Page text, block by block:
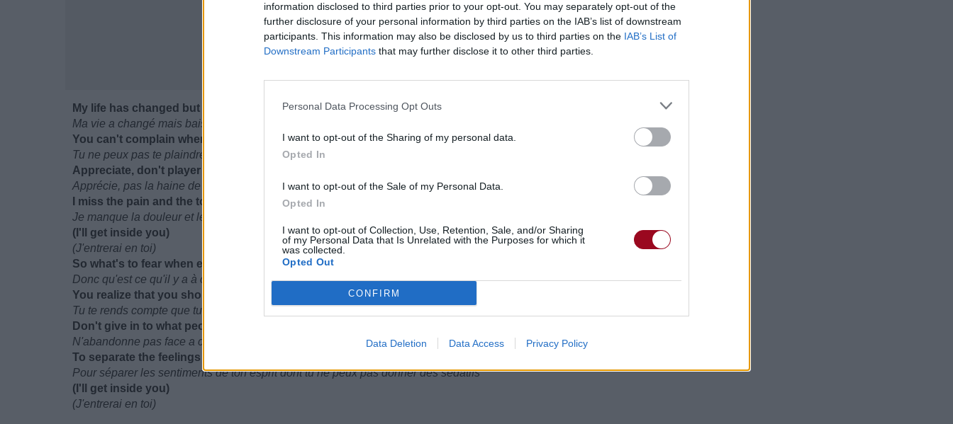
information disclosed to third parties prior to your opt-out. You may separately opt-out of the
further disclosure of your personal information by third parties on the IAB’s list of downstream
participants. This information may also be disclosed by us to third parties on the IAB’s List of
Downstream Participants that may further disclose it to other third parties.
Personal Data Processing Opt Outs
I want to opt-out of the Sharing of my personal data.
Opted In
I want to opt-out of the Sale of my Personal Data.
Opted In
I want to opt-out of Collection, Use, Retention, Sale, and/or Sharing
of my Personal Data that Is Unrelated with the Purposes for which it
was collected.
Opted Out
CONFIRM
Data Deletion Data Access Privacy Policy
My life has changed but fuck the fame, I'll stay the same
Ma vie a changé mais baise la renommée ! Je reste le même
You can't complain when you can pay the bills and do your thing
Tu ne peux pas te plaindre quand tu payes les factures et faire tes choses
Appreciate, don't player hate, congratulate
Apprécie, pas la haine de joueur, félicite
I miss the pain and the torment that you put me through
Je manque la douleur et le tourment que tu me mets à travers
(I'll get inside you)
(J'entrerai en toi)
So what's to fear when everything is crystal clear
Donc qu'est ce qu'il y a à craindre quand tout est clair comme du cristal
You realize that you should do the things you wanna do
Tu te rends compte que tu dois faire les choses que tu veux faire
Don't give in to what people say, don't be ashamed
N'abandonne pas face a ce que les gens disent, ne soit pas honteux
To separate the feelings on your mind you can't sedate
Pour séparer les sentiments de ton esprit dont tu ne peux pas donner des sédatifs
(I'll get inside you)
(J'entrerai en toi)